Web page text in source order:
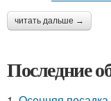
читать дальше →
Последние